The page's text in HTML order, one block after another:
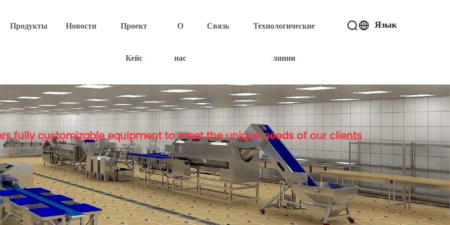
Продукты Новости Проект
Кейс
О
нас
Связь Технологические
линии
Язык
fully customizable equipment to meet the unique needs of our clients